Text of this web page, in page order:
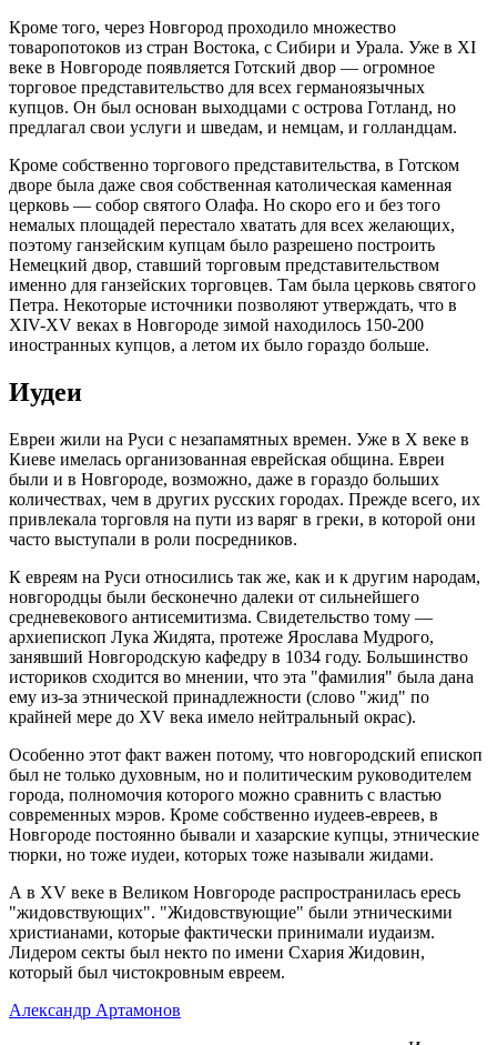
Кроме того, через Новгород проходило множество
товаропотоков из стран Востока, с Сибири и Урала. Уже в XI
веке в Новгороде появляется Готский двор — огромное
торговое представительство для всех германоязычных
купцов. Он был основан выходцами с острова Готланд, но
предлагал свои услуги и шведам, и немцам, и голландцам.
Кроме собственно торгового представительства, в Готском
дворе была даже своя собственная католическая каменная
церковь — собор святого Олафа. Но скоро его и без того
немалых площадей перестало хватать для всех желающих,
поэтому ганзейским купцам было разрешено построить
Немецкий двор, ставший торговым представительством
именно для ганзейских торговцев. Там была церковь святого
Петра. Некоторые источники позволяют утверждать, что в
XIV-XV веках в Новгороде зимой находилось 150-200
иностранных купцов, а летом их было гораздо больше.
Иудеи
Евреи жили на Руси с незапамятных времен. Уже в X веке в
Киеве имелась организованная еврейская община. Евреи
были и в Новгороде, возможно, даже в гораздо больших
количествах, чем в других русских городах. Прежде всего, их
привлекала торговля на пути из варяг в греки, в которой они
часто выступали в роли посредников.
К евреям на Руси относились так же, как и к другим народам,
новгородцы были бесконечно далеки от сильнейшего
средневекового антисемитизма. Свидетельство тому —
архиепископ Лука Жидята, протеже Ярослава Мудрого,
занявший Новгородскую кафедру в 1034 году. Большинство
историков сходится во мнении, что эта "фамилия" была дана
ему из-за этнической принадлежности (слово "жид" по
крайней мере до XV века имело нейтральный окрас).
Особенно этот факт важен потому, что новгородский епископ
был не только духовным, но и политическим руководителем
города, полномочия которого можно сравнить с властью
современных мэров. Кроме собственно иудеев-евреев, в
Новгороде постоянно бывали и хазарские купцы, этнические
тюрки, но тоже иудеи, которых тоже называли жидами.
А в XV веке в Великом Новгороде распространилась ересь
"жидовствующих". "Жидовствующие" были этническими
христианами, которые фактически принимали иудаизм.
Лидером секты был некто по имени Схария Жидовин,
который был чистокровным евреем.
Александр Артамонов